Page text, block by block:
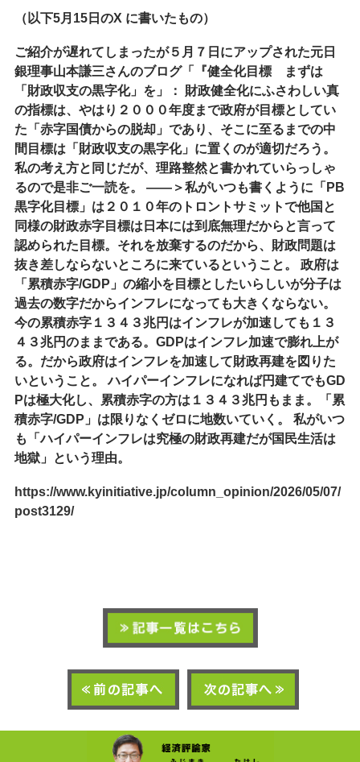
（以下5月15日のX に書いたもの）
ご紹介が遅れてしまったが５月７日にアップされた元日
銀理事山本謙三さんのブログ「『健全化目標 まずは
「財政収支の黒字化」を」： 財政健全化にふさわしい真
の指標は、やはり２０００年度まで政府が目標としてい
た「赤字国債からの脱却」であり、そこに至るまでの中
間目標は「財政収支の黒字化」に置くのが適切だろう。
私の考え方と同じだが、理路整然と書かれていらっしゃ
るので是非ご一読を。 ――＞私がいつも書くように「PB
黒字化目標」は２０１０年のトロントサミットで他国と
同様の財政赤字目標は日本には到底無理だからと言って
認められた目標。それを放棄するのだから、財政問題は
抜き差しならないところに来ているということ。 政府は
「累積赤字/GDP」の縮小を目標としたいらしいが分子は
過去の数字だからインフレになっても大きくならない。
今の累積赤字１３４３兆円はインフレが加速しても１３
４３兆円のままである。GDPはインフレ加速で膨れ上が
る。だから政府はインフレを加速して財政再建を図りた
いということ。 ハイパーインフレになれば円建てでもGD
Pは極大化し、累積赤字の方は１３４３兆円もまま。「累
積赤字/GDP」は限りなくゼロに地数いていく。 私がいつ
も「ハイパーインフレは究極の財政再建だが国民生活は
地獄」という理由。
https://www.kyinitiative.jp/column_opinion/2026/05/07/
post3129/